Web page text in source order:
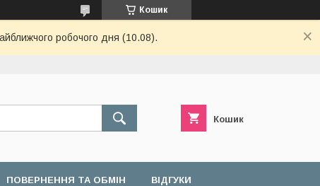
Кошик
робочого дня (10.08).
Кошик
ПОВЕРНЕННЯ ТА ОБМІН ВІДГУКИ